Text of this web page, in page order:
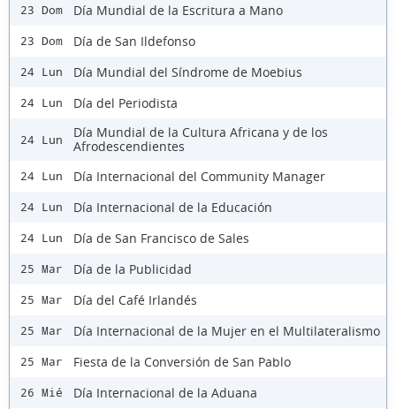
23 Dom Día Mundial de la Escritura a Mano
23 Dom Día de San Ildefonso
24 Lun Día Mundial del Síndrome de Moebius
24 Lun Día del Periodista
24 Lun
Día Mundial de la Cultura Africana y de los
Afrodescendientes
24 Lun Día Internacional del Community Manager
24 Lun Día Internacional de la Educación
24 Lun Día de San Francisco de Sales
25 Mar Día de la Publicidad
25 Mar Día del Café Irlandés
25 Mar Día Internacional de la Mujer en el Multilateralismo
25 Mar Fiesta de la Conversión de San Pablo
26 Mié Día Internacional de la Aduana